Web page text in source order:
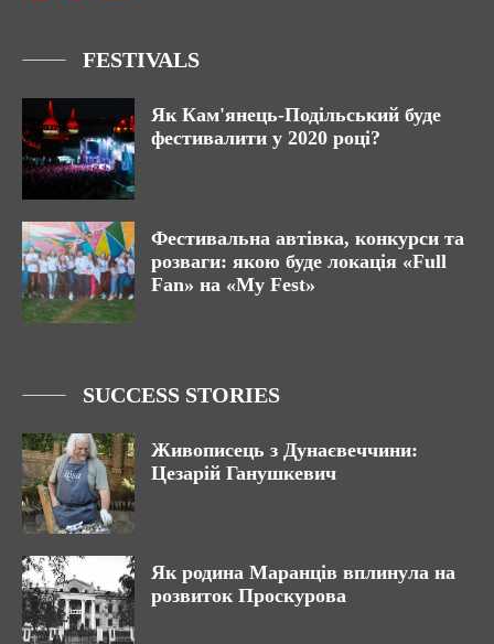
FESTIVALS
Як Кам'янець-Подільський буде
фестивалити у 2020 році?
Фестивальна автівка, конкурси та
розваги: якою буде локація «Full
Fan» на «My Fest»
SUCCESS STORIES
Живописець з Дунаєвеччини:
Цезарій Ганушкевич
Як родина Маранців вплинула на
розвиток Проскурова